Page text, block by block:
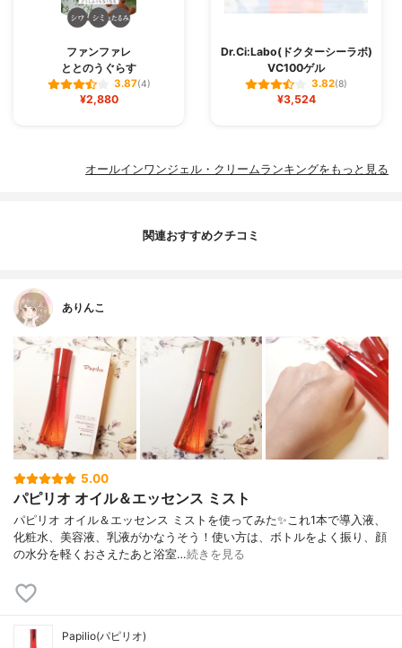
ファンファレ
ととのうぐらす
3.87(4)
¥2,880
Dr.Ci:Labo(ドクターシーラボ)
VC100ゲル
3.82(8)
¥3,524
オールインワンジェル・クリームランキングをもっと見る
関連おすすめクチコミ
ありんこ
5.00
パピリオ オイル＆エッセンス ミスト
パピリオ オイル＆エッセンス ミストを使ってみた✨これ1本で導入液、
化粧水、美容液、乳液がかなうそう！使い方は、ボトルをよく振り、顔
の水分を軽くおさえたあと浴室…続きを見る
Papilio(パピリオ)